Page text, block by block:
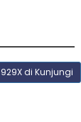
929X di Kunjungi